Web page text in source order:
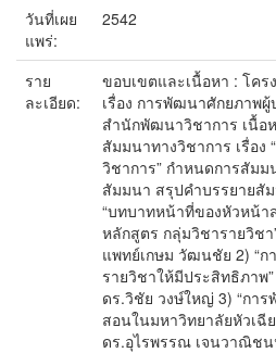
วันที่เผย
แพร่:
2542
ราย
ละเอียด:
ขอบเขตและเนื้อหา : โค
เรื่อง การพัฒนาศักยภาพ
สำนักพัฒนาวิชาการ เนื้อ
สัมมนาทางวิชาการ เรื่อ
วิชาการ” กำหนดการสัมม
สัมมนา สรุปคำบรรยายสั
“บทบาทหน้าที่ของหัวหน้
หลักสูตร กลุ่มวิชารายวิช
แพทย์เกษม วัฒนชัย 2) “ก
รายวิชาให้มีประสิทธิภาพ
ดร.วิชัย วงษ์ใหญ่ 3) “กา
สอนในมหาวิทยาลัยหัวเฉี
ดร.อุไรพรรณ เจนวาณิช